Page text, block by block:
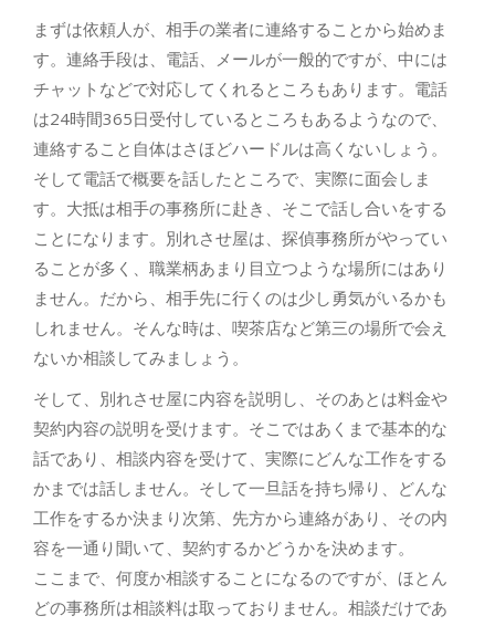
まずは依頼人が、相手の業者に連絡することから始めま
す。連絡手段は、電話、メールが一般的ですが、中には
チャットなどで対応してくれるところもあります。電話
は24時間365日受付しているところもあるようなので、
連絡すること自体はさほどハードルは高くないしょう。
そして電話で概要を話したところで、実際に面会しま
す。大抵は相手の事務所に赴き、そこで話し合いをする
ことになります。別れさせ屋は、探偵事務所がやってい
ることが多く、職業柄あまり目立つような場所にはあり
ません。だから、相手先に行くのは少し勇気がいるかも
しれません。そんな時は、喫茶店など第三の場所で会え
ないか相談してみましょう。
そして、別れさせ屋に内容を説明し、そのあとは料金や
契約内容の説明を受けます。そこではあくまで基本的な
話であり、相談内容を受けて、実際にどんな工作をする
かまでは話しません。そして一旦話を持ち帰り、どんな
工作をするか決まり次第、先方から連絡があり、その内
容を一通り聞いて、契約するかどうかを決めます。
ここまで、何度か相談することになるのですが、ほとん
どの事務所は相談料は取っておりません。相談だけであ